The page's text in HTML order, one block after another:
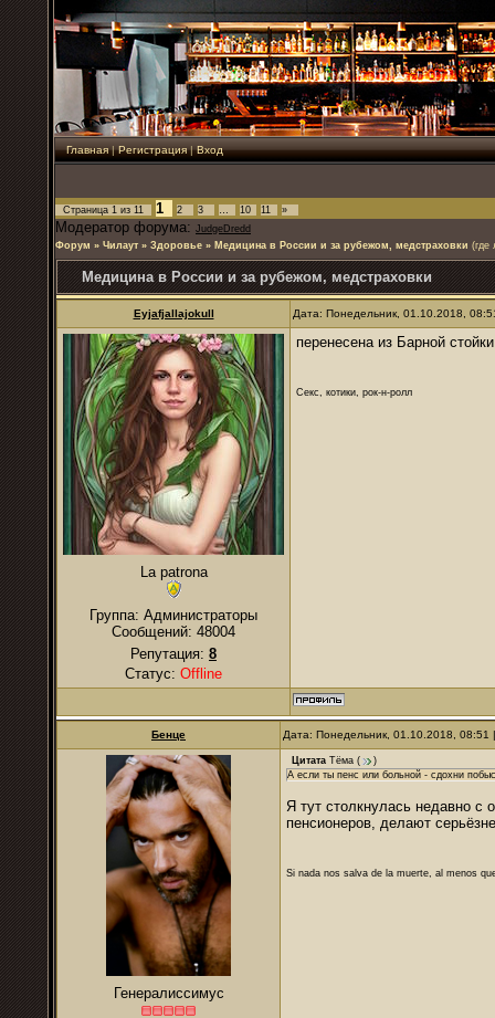
Главная|Регистрация|Вход
Страница 1 из 11 1 2 3 … 10 11 »
Модератор форума: JudgeDredd
Форум » Чилаут » Здоровье » Медицина в России и за рубежом, медстраховки (где
Медицина в России и за рубежом, медстраховки
Eyjafjallajokull Дата: Понедельник, 01.10.2018,
La patrona
Группа: Администраторы
Сообщений: 48004
Репутация: 8
Статус: Offline
перенесена из Барной стойки
Секс, котики, рок-н-ролл
Бенце Дата: Понедельник, 01.10.2018,
Генералиссимус
Цитата Тёма (
)
А если ты пенс или больной - сдохни
Я тут столкнулась недавно с
пенсионеров, делают
Si nada nos salva de la muerte, al menos